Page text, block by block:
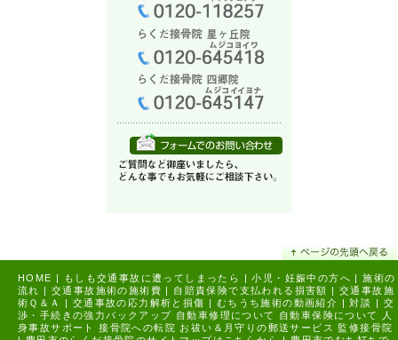
HOME | もしも交通事故に遭ってしまったら | 小児・妊娠中の方へ |
施術の
流れ | 交通事故施術の施術費 | 自賠責保険で支払われる損害額 | 交通事故施
術Ｑ＆Ａ
| 交通事故の応力解析と損傷 | むちうち施術の動画紹介 | 対談 | 交
渉・手続きの強力バックアップ 自動車修理について 自動車保険について
人
身事故サポート
接骨院への転院 お祓い＆月守りの郵送サービス
監修接骨院